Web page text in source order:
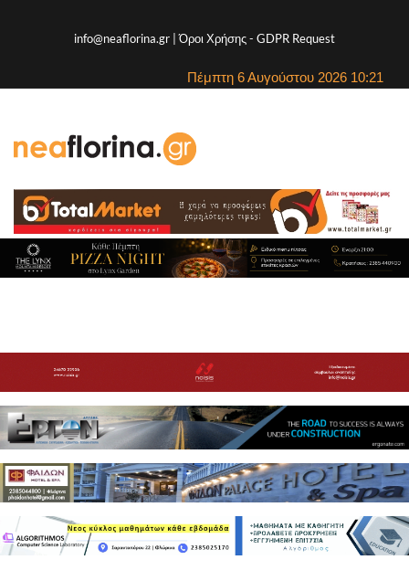
info@neaflorina.gr |Όροι Χρήσης- GDPR Request
Πέμπτη 6 Αυγούστου 2026 10:21